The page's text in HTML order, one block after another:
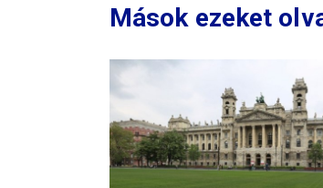
Mások ezeket